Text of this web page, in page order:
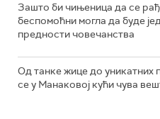
Зашто би чињеница да се
беспомоћни могла да буде
предности човечанства
Од танке жице до уникатних
се у Манаковој кући чува